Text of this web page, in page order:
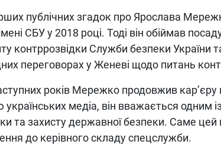
публічних згадок про Ярослава
СБУ у 2018 році. Тоді він обіймав
контррозвідки Служби безпеки України
переговорах у Женеві щодо питань
років Мережко продовжив
медіа, він вважається одним
та захисту державної безпеки. Саме
до керівного складу спецслужби.